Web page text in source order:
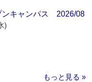
キャンパス 2026/08
)
もっと見る »